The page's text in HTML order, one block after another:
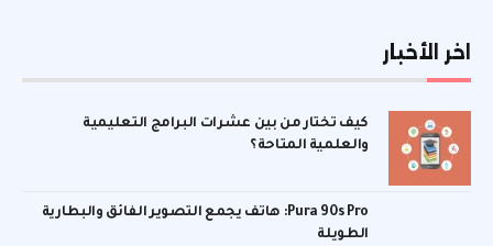
اخر الأخبار
كيف تختار من بين عشرات البرامج التعليمية
والعلمية المتاحة؟
Pura 90s Pro: هاتف يجمع التصوير الفائق والبطارية
الطويلة